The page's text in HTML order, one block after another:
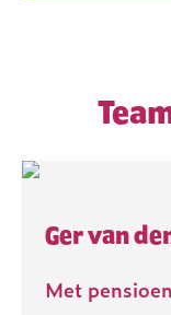
Ger van
Met pensioen